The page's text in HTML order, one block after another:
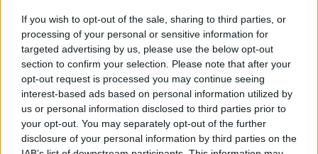
If you wish to opt-out of the sale, sharing to third parties, or
processing of your personal or sensitive information for
targeted advertising by us, please use the below opt-out
section to confirm your selection. Please note that after your
opt-out request is processed you may continue seeing
interest-based ads based on personal information utilized by
us or personal information disclosed to third parties prior to
your opt-out. You may separately opt-out of the further
disclosure of your personal information by third parties on the
Carey mellett a basszistaként és egy dalban
társszerzőként is besegítő Super Furry Animals-
főnökGruff Rhysés az amerikai sztárproducer
The Automatoris belenyúlt a hangzásba). A lemez
leginkább arról szól, hogy a fiatal Paul McCartney-ra
emlékeztető Miles Kane saját értékén jó szerző-
előadó, egyszerűbben: hogyjó számokat írt.
Olyanokat, mint az őrült producer-zsenit, Joe Meeket
idéző, ellenállhatatlan gitártémával kényeztető